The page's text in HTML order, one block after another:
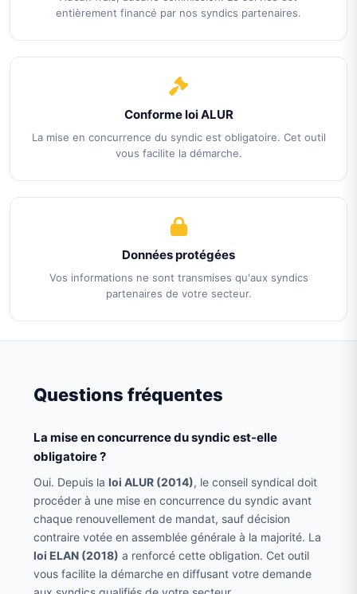
entièrement financé par nos syndics partenaires.
Conforme loi ALUR
La mise en concurrence du syndic est obligatoire. Cet outil
vous facilite la démarche.
Données protégées
Vos informations ne sont transmises qu'aux syndics
partenaires de votre secteur.
Questions fréquentes
La mise en concurrence du syndic est-elle
obligatoire ?
Oui. Depuis laloi ALUR (2014), le conseil syndical doit
procéder à une mise en concurrence du syndic avant
chaque renouvellement de mandat, sauf décision
contraire votée en assemblée générale à la majorité. La
loi ELAN (2018) a renforcé cette obligation. Cet outil
vous facilite la démarche en diffusant votre demande